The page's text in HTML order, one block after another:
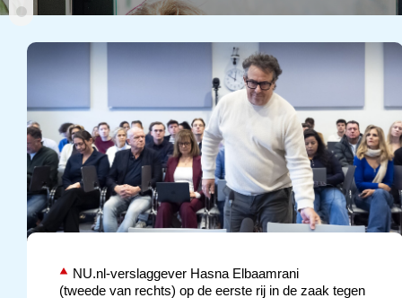
NU.nl-verslaggever Hasna Elbaamrani
(tweede van rechts) op de eerste rij in de zaak tegen